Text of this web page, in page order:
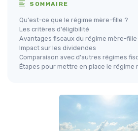
SOMMAIRE
Qu'est-ce que le régime mère-fille ?
Les critères d'éligibilité
Avantages fiscaux du régime mère-fille
Impact sur les dividendes
Comparaison avec d'autres régimes
Étapes pour mettre en place le régime